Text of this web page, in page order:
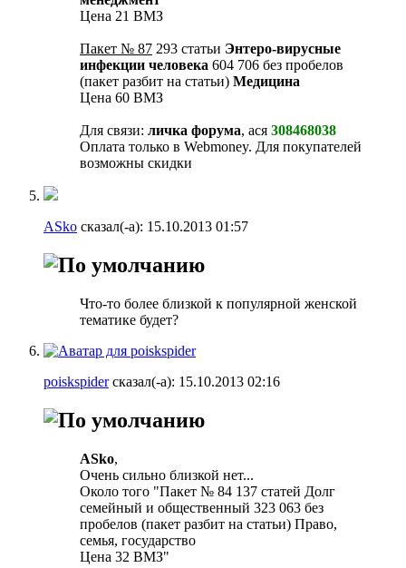
Цена 21 ВМЗ
Пакет № 87 293 статьи Энтеро-вирусные
инфекции человека 604 706 без пробелов
(пакет разбит на статьи) Медицина
Цена 60 ВМЗ
Для связи: личка форума, ася 308468038
Оплата только в Webmoney. Для покупателей
возможны скидки
ASko сказал(-а): 15.10.2013 01:57
Что-то более близкой к популярной женской
тематике будет?
poiskspiderсказал(-а): 15.10.2013 02:16
ASko,
Очень сильно близкой нет...
Около того "Пакет № 84 137 статей Долг
семейный и общественный 323 063 без
пробелов (пакет разбит на статьи) Право,
семья, государство
Цена 32 ВМЗ"